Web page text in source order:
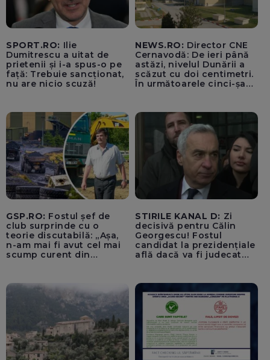
SPORT.RO: Ilie
Dumitrescu a uitat de
prietenii și i-a spus-o pe
față: Trebuie sancționat,
nu are nicio scuză!
NEWS.RO: Director CNE
Cernavodă: De ieri până
astăzi, nivelul Dunării a
scăzut cu doi centimetri.
În următoarele cinci-șase
luăm în considerare
operațiunile de astăzi cu
barjele
GSP.RO: Fostul șef de
club surprinde cu o
teorie discutabilă: „Așa,
n-am mai fi avut cel mai
scump curent din
STIRILE KANAL D: Zi
decisivă pentru Călin
Georgescu! Fostul
candidat la prezidențiale
află dacă va fi judecat